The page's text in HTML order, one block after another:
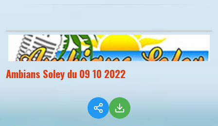
Ambians Soley du 09 10 2022